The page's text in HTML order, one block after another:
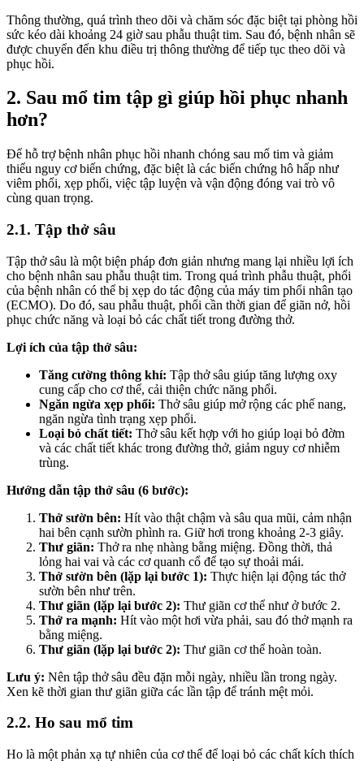
Thông thường, quá trình theo dõi và chăm sóc đặc biệt tại phòng hồi
sức kéo dài khoảng 24 giờ sau phẫu thuật tim. Sau đó, bệnh nhân sẽ
được chuyển đến khu điều trị thông thường để tiếp tục theo dõi và
phục hồi.
2. Sau mổ tim tập gì giúp hồi phục nhanh
hơn?
Để hỗ trợ bệnh nhân phục hồi nhanh chóng sau mổ tim và giảm
thiểu nguy cơ biến chứng, đặc biệt là các biến chứng hô hấp như
viêm phổi, xẹp phổi, việc tập luyện và vận động đóng vai trò vô
cùng quan trọng.
2.1. Tập thở sâu
Tập thở sâu là một biện pháp đơn giản nhưng mang lại nhiều lợi ích
cho bệnh nhân sau phẫu thuật tim. Trong quá trình phẫu thuật, phổi
của bệnh nhân có thể bị xẹp do tác động của máy tim phổi nhân tạo
(ECMO). Do đó, sau phẫu thuật, phổi cần thời gian để giãn nở, hồi
phục chức năng và loại bỏ các chất tiết trong đường thở.
Lợi ích của tập thở sâu:
Tăng cường thông khí: Tập thở sâu giúp tăng lượng oxy
cung cấp cho cơ thể, cải thiện chức năng phổi.
Ngăn ngừa xẹp phổi: Thở sâu giúp mở rộng các phế nang,
ngăn ngừa tình trạng xẹp phổi.
Loại bỏ chất tiết: Thở sâu kết hợp với ho giúp loại bỏ đờm
và các chất tiết khác trong đường thở, giảm nguy cơ nhiễm
trùng.
Hướng dẫn tập thở sâu (6 bước):
Thở sườn bên: Hít vào thật chậm và sâu qua mũi, cảm nhận
hai bên cạnh sườn phình ra. Giữ hơi trong khoảng 2-3 giây.
Thư giãn: Thở ra nhẹ nhàng bằng miệng. Đồng thời, thả
lỏng hai vai và các cơ quanh cổ để tạo sự thoải mái.
Thở sườn bên (lặp lại bước 1): Thực hiện lại động tác thở
sườn bên như trên.
Thư giãn (lặp lại bước 2): Thư giãn cơ thể như ở bước 2.
Thở ra mạnh: Hít vào một hơi vừa phải, sau đó thở mạnh ra
bằng miệng.
Thư giãn (lặp lại bước 2): Thư giãn cơ thể hoàn toàn.
Lưu ý: Nên tập thở sâu đều đặn mỗi ngày, nhiều lần trong ngày.
Xen kẽ thời gian thư giãn giữa các lần tập để tránh mệt mỏi.
2.2. Ho sau mổ tim
Ho là một phản xạ tự nhiên của cơ thể để loại bỏ các chất kích thích